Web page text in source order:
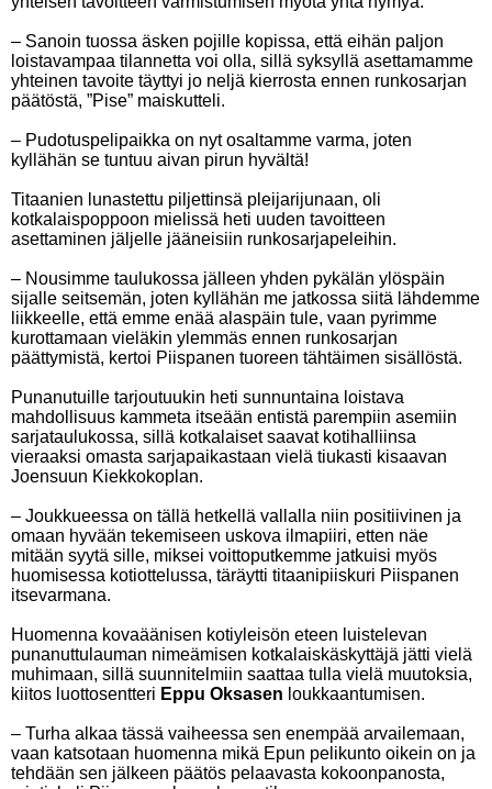
– Sanoin tuossa äsken pojille kopissa, että eihän paljon
loistavampaa tilannetta voi olla, sillä syksyllä asettamamme
yhteinen tavoite täyttyi jo neljä kierrosta ennen runkosarjan
päätöstä, ”Pise” maiskutteli.
– Pudotuspelipaikka on nyt osaltamme varma, joten
kyllähän se tuntuu aivan pirun hyvältä!
Titaanien lunastettu piljettinsä pleijarijunaan, oli
kotkalaispoppoon mielissä heti uuden tavoitteen
asettaminen jäljelle jääneisiin runkosarjapeleihin.
– Nousimme taulukossa jälleen yhden pykälän ylöspäin
sijalle seitsemän, joten kyllähän me jatkossa siitä lähdemme
liikkeelle, että emme enää alaspäin tule, vaan pyrimme
kurottamaan vieläkin ylemmäs ennen runkosarjan
päättymistä, kertoi Piispanen tuoreen tähtäimen sisällöstä.
Punanutuille tarjoutuukin heti sunnuntaina loistava
mahdollisuus kammeta itseään entistä parempiin asemiin
sarjataulukossa, sillä kotkalaiset saavat kotihalliinsa
vieraaksi omasta sarjapaikastaan vielä tiukasti kisaavan
Joensuun Kiekkokoplan.
– Joukkueessa on tällä hetkellä vallalla niin positiivinen ja
omaan hyvään tekemiseen uskova ilmapiiri, etten näe
mitään syytä sille, miksei voittoputkemme jatkuisi myös
huomisessa kotiottelussa, täräytti titaanipiiskuri Piispanen
itsevarmana.
Huomenna kovaäänisen kotiyleisön eteen luistelevan
punanuttulauman nimeämisen kotkalaiskäskyttäjä jätti vielä
muhimaan, sillä suunnitelmiin saattaa tulla vielä muutoksia,
kiitos luottosentteri Eppu Oksasen loukkaantumisen.
– Turha alkaa tässä vaiheessa sen enempää arvailemaan,
vaan katsotaan huomenna mikä Epun pelikunto oikein on ja
tehdään sen jälkeen päätös pelaavasta kokoonpanosta,